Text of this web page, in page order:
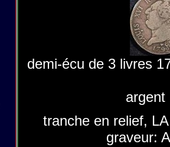
demi-écu de 3 livres
argent
tranche en relief,
graveur: